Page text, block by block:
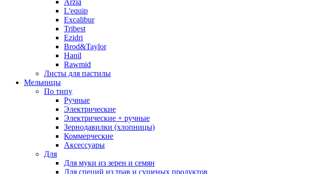
Arzia
L'equip
Excalibur
Tribest
Ezidri
Brod&Taylor
Hanil
Rawmid
Листы для пастилы
Мельницы
По типу
Ручные
Электрические
Электрические + ручные
Зернодавилки (хлопницы)
Коммерческие
Аксессуары
Для
Для муки из зерен и семян
Для специй из трав и сушеных продуктов